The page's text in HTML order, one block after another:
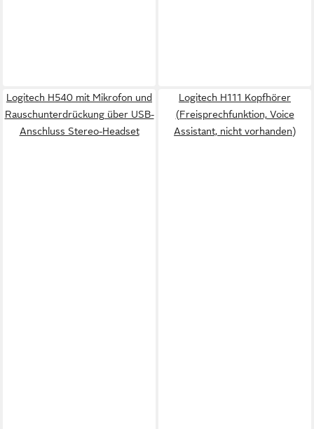
Logitech H540 mit Mikrofon und
Rauschunterdrückung über USB-
Anschluss Stereo-Headset
Logitech H111 Kopfhörer
(Freisprechfunktion, Voice
Assistant, nicht vorhanden)